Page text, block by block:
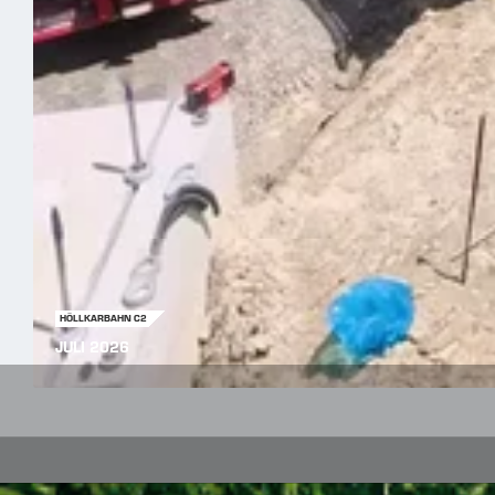
HÖLLKARBAHN C2
JULI 2026